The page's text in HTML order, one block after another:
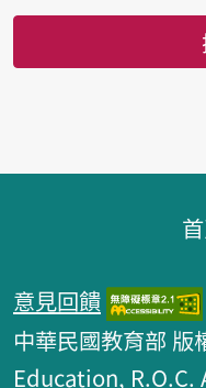
意見回饋
中華民國教育部
Education,